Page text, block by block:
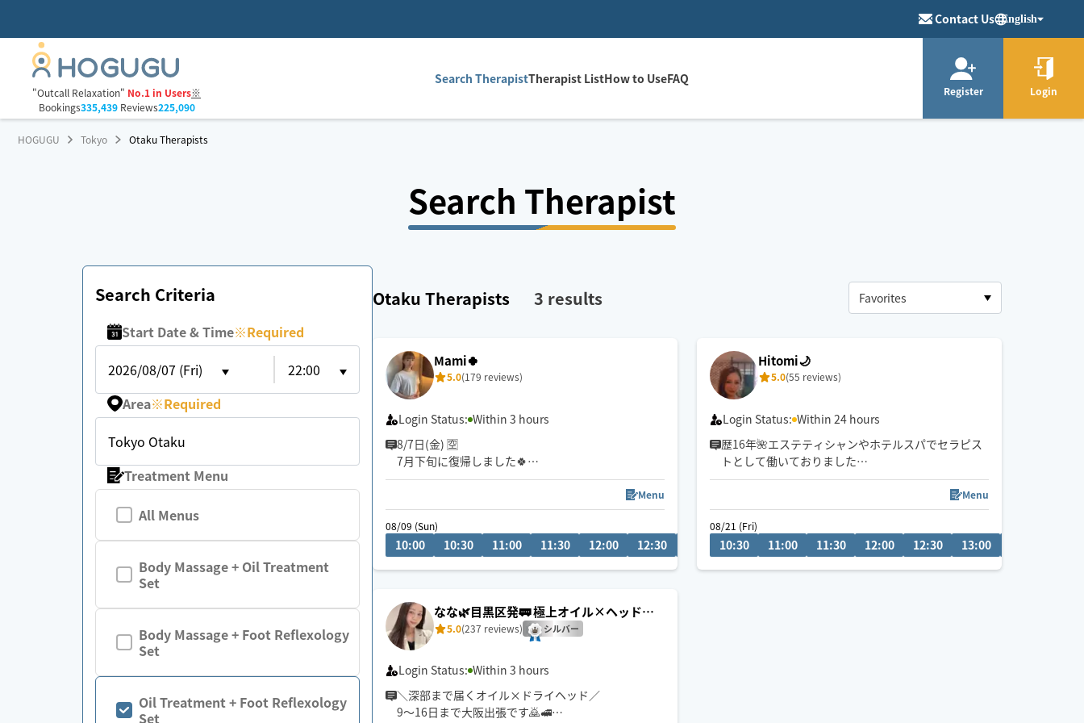
Contact Us English
"Outcall Relaxation" No.1 in Users※
Bookings335,439Reviews225,090
Search TherapistTherapist ListHow to UseFAQ
Register Login
HOGUGU Tokyo Otaku Therapists
Search Therapist
Search Criteria
Start Date & Time※Required
2026/08/07 (Fri)
22:00
Area※Required
Tokyo Otaku
Treatment Menu
All Menus
Body Massage + Oil Treatment
Set
Body Massage + Foot Reflexology
Set
Oil Treatment + Foot Reflexology
Set
Otaku Therapists 3 results
Mami🍀
5.0(179 reviews)
Login Status: Within 3 hours
8/7日(金) 🈳
7月下旬に復帰しました🍀
しばらくの間、タイ式はお休みします。
セラピスト歴13年
手が温かいとよく言われます😌
しっかり圧の入った施術も ゆったり癒しの施術も可
パも得意です。
お疲れの箇所やご要望に合わせた施術が出来るよう
努めますので、どうぞよろしくお願い致します！
Menu
08/09 (Sun)
10:00 10:30 11:00 11:30 12:00 12:30 13:30 14:00 14:30 15:00 15:30
Hitomi🌙
5.0(55 reviews)
Login Status: Within 24 hours
歴16年🌺エステティシャンやホテルスパでセラピス
トとして働いておりました
リラクゼーションから疲労回復までお任せください
⚠︎8/1〜中旬までお休みをいただきます
※スケジュールが✖️の場合でも事前にお問い合わせ
Menu
08/21 (Fri)
10:30 11:00 11:30 12:00 12:30 13:00
なな🌿目黒区発🚃 極上オイル×ヘッドス
パ5.0(237 reviews) シルバー
Login Status: Within 3 hours
＼深部まで届くオイル×ドライヘッド／
9〜16日まで大阪出張です🙇🚅